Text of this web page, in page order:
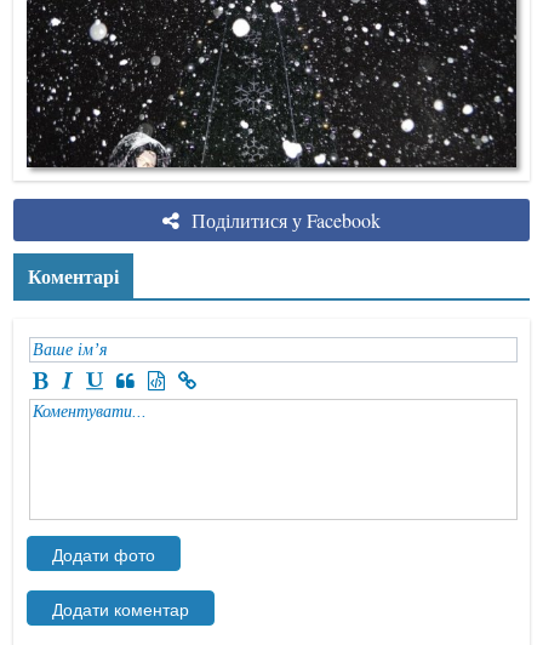
Поділитися у Facebook
Коментарі